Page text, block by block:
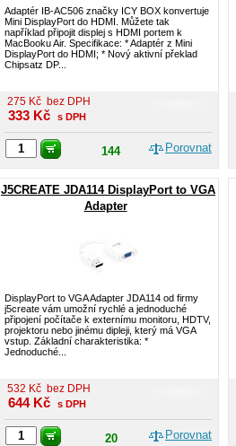
Adaptér IB-AC506 značky ICY BOX konvertuje
Mini DisplayPort do HDMI. Můžete tak
například připojit displej s HDMI portem k
MacBooku Air. Specifikace: * Adaptér z Mini
DisplayPort do HDMI; * Nový aktivní překlad
Chipsatz DP...
275 Kč bez DPH
333 Kč s DPH
Porovnat
144
J5CREATE JDA114 DisplayPort to VGA
Adapter
DisplayPort to VGA Adapter JDA114 od firmy
j5create vám umožní rychlé a jednoduché
připojení počítače k externímu monitoru, HDTV,
projektoru nebo jinému dipleji, který má VGA
vstup. Základní charakteristika: *
Jednoduché...
532 Kč bez DPH
644 Kč s DPH
Porovnat
20